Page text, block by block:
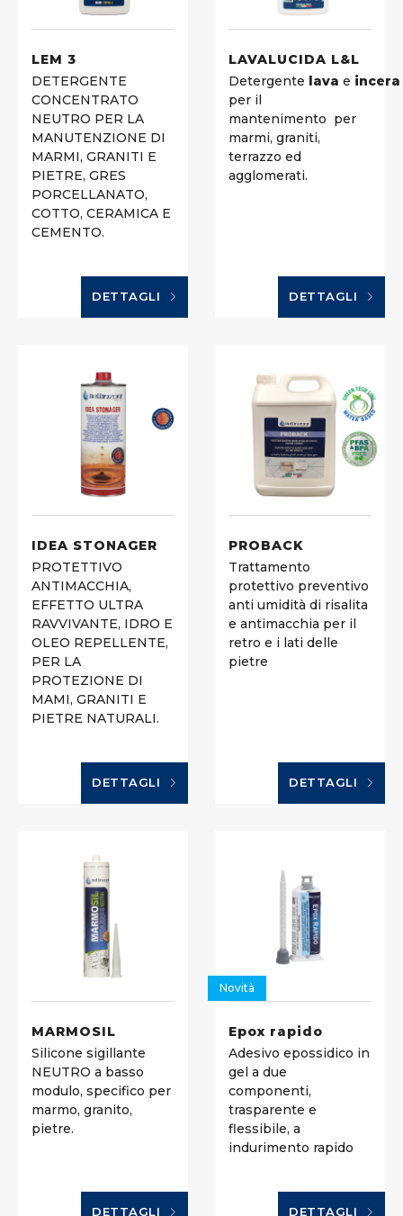
LEM 3
DETERGENTE
CONCENTRATO
NEUTRO PER LA
MANUTENZIONE DI
MARMI, GRANITI E
PIETRE, GRES
PORCELLANATO,
COTTO, CERAMICA E
CEMENTO.
DETTAGLI
LAVALUCIDA L&L
Detergente lava e incera
per il
mantenimento per
marmi, graniti,
terrazzo ed
agglomerati.
DETTAGLI
IDEA STONAGER
PROTETTIVO
ANTIMACCHIA,
EFFETTO ULTRA
RAVVIVANTE, IDRO E
OLEO REPELLENTE,
PER LA
PROTEZIONE DI
MAMI, GRANITI E
PIETRE NATURALI.
DETTAGLI
PROBACK
Trattamento
protettivo preventivo
anti umidità di risalita
e antimacchia per il
retro e i lati delle
pietre
DETTAGLI
MARMOSIL
Silicone sigillante
NEUTRO a basso
modulo, specifico per
marmo, granito,
pietre.
DETTAGLI
Novità
Epox rapido
Adesivo epossidico in
gel a due
componenti,
trasparente e
flessibile, a
indurimento rapido
DETTAGLI